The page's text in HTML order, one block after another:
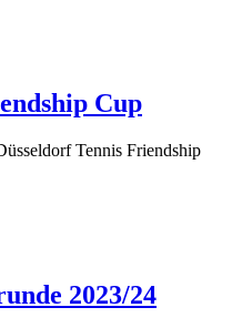
Cup
Tennis Friendship
2023/24